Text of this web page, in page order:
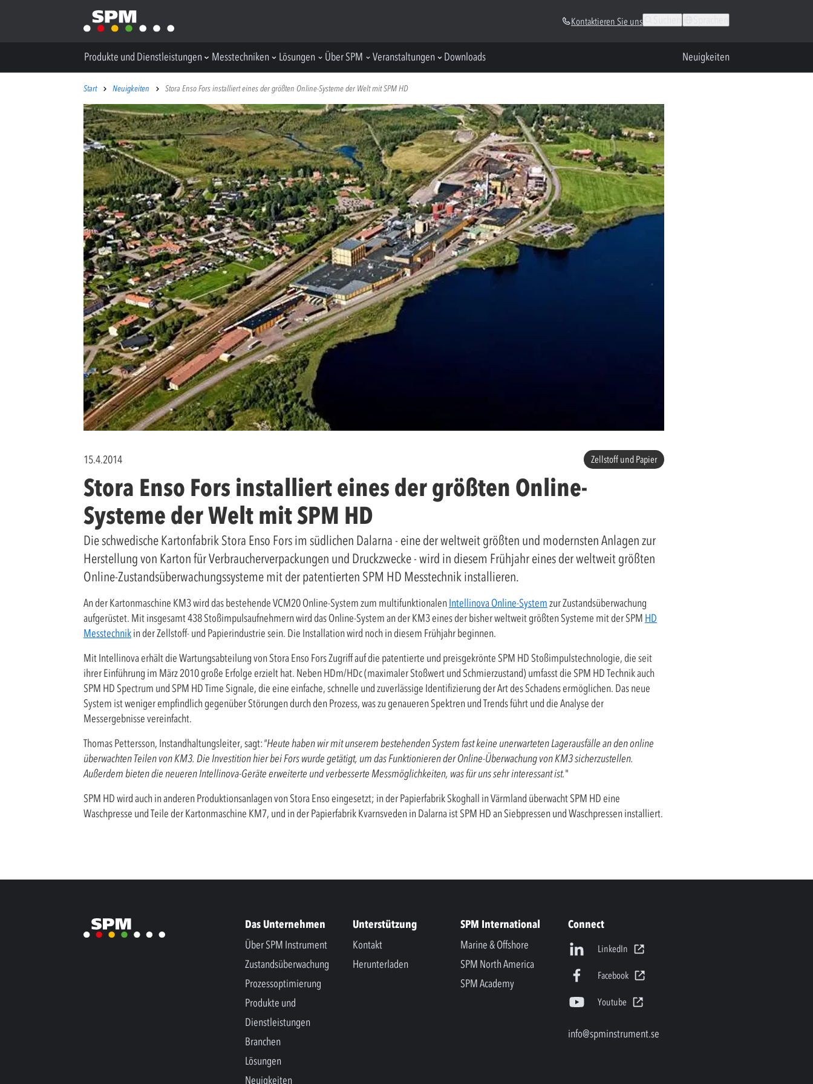
Kontaktieren Sie uns
Produkte und Dienstleistungen Messtechniken Lösungen Über SPM Veranstaltungen Downloads Neuigkeiten
Start Neuigkeiten Stora Enso Fors installiert eines der größten Online-Systeme der Welt mit SPM HD
15.4.2014 Zellstoff und Papier
Stora Enso Fors installiert eines der größten Online-
Systeme der Welt mit SPM HD
Die schwedische Kartonfabrik Stora Enso Fors im südlichen Dalarna - eine der weltweit größten und modernsten Anlagen zur
Herstellung von Karton für Verbraucherverpackungen und Druckzwecke - wird in diesem Frühjahr eines der weltweit größten
Online-Zustandsüberwachungssysteme mit der patentierten SPM HD Messtechnik installieren.
An der Kartonmaschine KM3 wird das bestehende VCM20 Online-System zum multifunktionalenIntellinova Online-Systemzur Zustandsüberwachung
aufgerüstet. Mit insgesamt 438 Stoßimpulsaufnehmern wird das Online-System an der KM3 eines der bisher weltweit größten Systeme mit der SPM HD
Messtechnikin der Zellstoff- und Papierindustrie sein. Die Installation wird noch in diesem Frühjahr beginnen.
Mit Intellinova erhält die Wartungsabteilung von Stora Enso Fors Zugriff auf die patentierte und preisgekrönte SPM HD Stoßimpulstechnologie, die seit
ihrer Einführung im März 2010 große Erfolge erzielt hat. Neben HDm/HDc (maximaler Stoßwert und Schmierzustand) umfasst die SPM HD Technik auch
SPM HD Spectrum und SPM HD Time Signale, die eine einfache, schnelle und zuverlässige Identifizierung der Art des Schadens ermöglichen. Das neue
System ist weniger empfindlich gegenüber Störungen durch den Prozess, was zu genaueren Spektren und Trends führt und die Analyse der
Messergebnisse vereinfacht.
Thomas Pettersson, Instandhaltungsleiter, sagt:"Heute haben wir mit unserem bestehenden System fast keine unerwarteten Lagerausfälle an den online
überwachten Teilen von KM3. Die Investition hier bei Fors wurde getätigt, um das Funktionieren der Online-Überwachung von KM3 sicherzustellen.
Außerdem bieten die neueren Intellinova-Geräte erweiterte und verbesserte Messmöglichkeiten, was für uns sehr interessant ist."
SPM HD wird auch in anderen Produktionsanlagen von Stora Enso eingesetzt; in der Papierfabrik Skoghall in Värmland überwacht SPM HD eine
Waschpresse und Teile der Kartonmaschine KM7, und in der Papierfabrik Kvarnsveden in Dalarna ist SPM HD an Siebpressen und Waschpressen installiert.
Das Unternehmen
Über SPM Instrument
Zustandsüberwachung
Prozessoptimierung
Produkte und
Dienstleistungen
Branchen
Lösungen
Neuigkeiten
Unterstützung
Kontakt
Herunterladen
SPM International
Marine & Offshore
SPM North America
SPM Academy
Connect
LinkedIn
Facebook
Youtube
info@spminstrument.se